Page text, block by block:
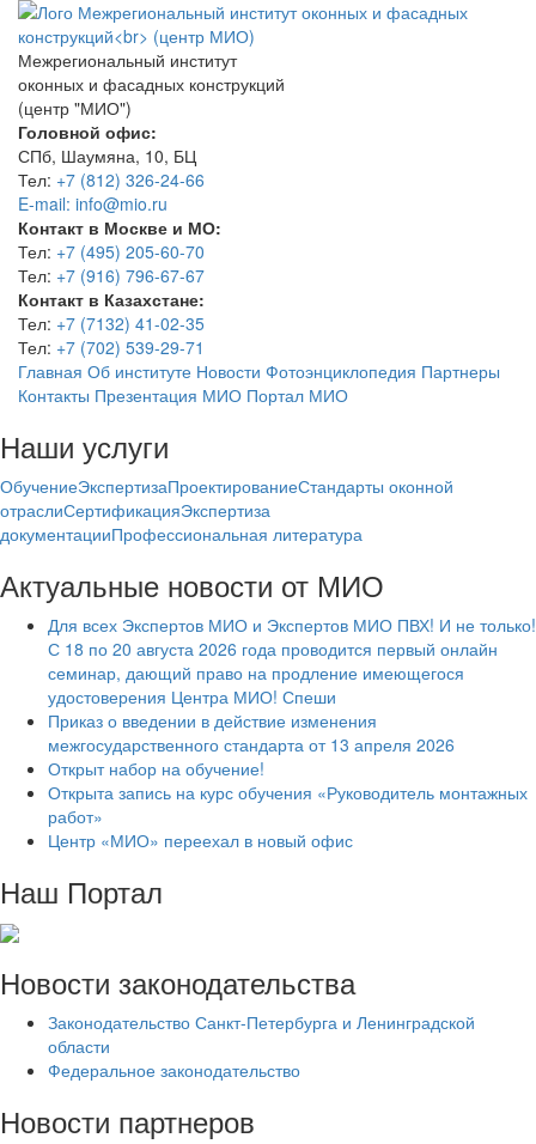
Межрегиональный институт
оконных и фасадных конструкций
(центр "МИО")
Головной офис:
СПб, Шаумяна, 10, БЦ
Тел: +7 (812) 326-24-66
E-mail: info@mio.ru
Контакт в Москве и МО:
Тел: +7 (495) 205-60-70
Тел: +7 (916) 796-67-67
Контакт в Казахстане:
Тел: +7 (7132) 41-02-35
Тел: +7 (702) 539-29-71
Главная Об институте Новости Фотоэнциклопедия Партнеры
Контакты Презентация МИО Портал МИО
Наши услуги
ОбучениеЭкспертизаПроектированиеСтандарты оконной
отраслиСертификацияЭкспертиза
документацииПрофессиональная литература
Актуальные новости от МИО
Для всех Экспертов МИО и Экспертов МИО ПВХ! И не только!
С 18 по 20 августа 2026 года проводится первый онлайн
семинар, дающий право на продление имеющегося
удостоверения Центра МИО! Спеши
Приказ о введении в действие изменения
межгосударственного стандарта от 13 апреля 2026
Открыт набор на обучение!
Открыта запись на курс обучения «Руководитель монтажных
работ»
Центр «МИО» переехал в новый офис
Наш Портал
Новости законодательства
Законодательство Санкт-Петербурга и Ленинградской
области
Федеральное законодательство
Новости партнеров